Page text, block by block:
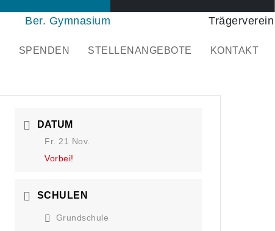
Ber. Gymnasium Trägerverein
SPENDEN STELLENANGEBOTE KONTAKT
DATUM
Fr. 21 Nov.
Vorbei!
SCHULEN
Grundschule